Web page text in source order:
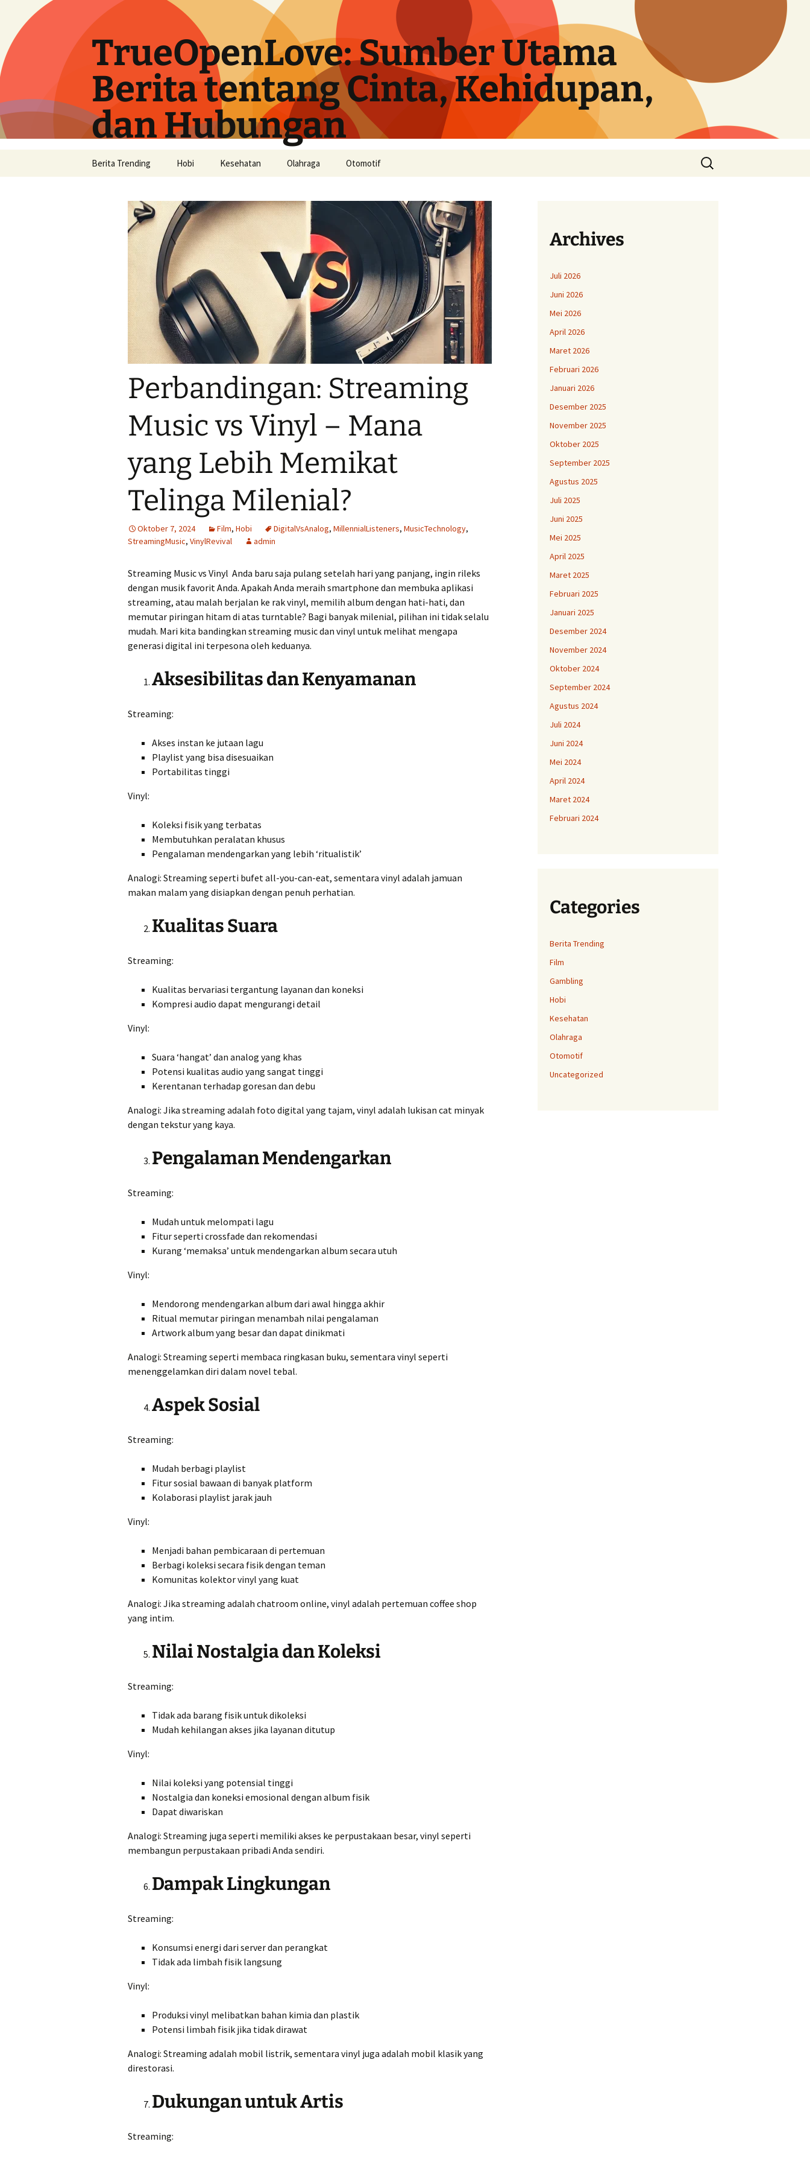
Langsung
TrueOpenLove: Sumber Utama
Berita tentang Cinta, Kehidupan,
dan Hubungan
Berita Trending Hobi Kesehatan Olahraga Otomotif
Cari
untuk:
Perbandingan: Streaming
Music vs Vinyl – Mana
yang Lebih Memikat
Telinga Milenial?
Oktober 7, 2024 Film, Hobi DigitalVsAnalog, MillennialListeners, MusicTechnology,
StreamingMusic, VinylRevival admin
Streaming Music vs Vinyl Anda baru saja pulang setelah hari yang panjang, ingin rileks
dengan musik favorit Anda. Apakah Anda meraih smartphone dan membuka aplikasi
streaming, atau malah berjalan ke rak vinyl, memilih album dengan hati-hati, dan
memutar piringan hitam di atas turntable? Bagi banyak milenial, pilihan ini tidak selalu
mudah. Mari kita bandingkan streaming music dan vinyl untuk melihat mengapa
generasi digital ini terpesona oleh keduanya.
Aksesibilitas dan Kenyamanan
Streaming:
Akses instan ke jutaan lagu
Playlist yang bisa disesuaikan
Portabilitas tinggi
Vinyl:
Koleksi fisik yang terbatas
Membutuhkan peralatan khusus
Pengalaman mendengarkan yang lebih ‘ritualistik’
Analogi: Streaming seperti bufet all-you-can-eat, sementara vinyl adalah jamuan
makan malam yang disiapkan dengan penuh perhatian.
Kualitas Suara
Streaming:
Kualitas bervariasi tergantung layanan dan koneksi
Kompresi audio dapat mengurangi detail
Vinyl:
Suara ‘hangat’ dan analog yang khas
Potensi kualitas audio yang sangat tinggi
Kerentanan terhadap goresan dan debu
Analogi: Jika streaming adalah foto digital yang tajam, vinyl adalah lukisan cat minyak
dengan tekstur yang kaya.
Pengalaman Mendengarkan
Streaming:
Mudah untuk melompati lagu
Fitur seperti crossfade dan rekomendasi
Kurang ‘memaksa’ untuk mendengarkan album secara utuh
Vinyl:
Mendorong mendengarkan album dari awal hingga akhir
Ritual memutar piringan menambah nilai pengalaman
Artwork album yang besar dan dapat dinikmati
Analogi: Streaming seperti membaca ringkasan buku, sementara vinyl seperti
menenggelamkan diri dalam novel tebal.
Aspek Sosial
Streaming:
Mudah berbagi playlist
Fitur sosial bawaan di banyak platform
Kolaborasi playlist jarak jauh
Vinyl:
Menjadi bahan pembicaraan di pertemuan
Berbagi koleksi secara fisik dengan teman
Komunitas kolektor vinyl yang kuat
Analogi: Jika streaming adalah chatroom online, vinyl adalah pertemuan coffee shop
yang intim.
Nilai Nostalgia dan Koleksi
Streaming:
Tidak ada barang fisik untuk dikoleksi
Mudah kehilangan akses jika layanan ditutup
Vinyl:
Nilai koleksi yang potensial tinggi
Nostalgia dan koneksi emosional dengan album fisik
Dapat diwariskan
Analogi: Streaming juga seperti memiliki akses ke perpustakaan besar, vinyl seperti
membangun perpustakaan pribadi Anda sendiri.
Dampak Lingkungan
Streaming:
Konsumsi energi dari server dan perangkat
Tidak ada limbah fisik langsung
Vinyl:
Produksi vinyl melibatkan bahan kimia dan plastik
Potensi limbah fisik jika tidak dirawat
Analogi: Streaming adalah mobil listrik, sementara vinyl juga adalah mobil klasik yang
direstorasi.
Dukungan untuk Artis
Streaming:
Archives
Juli 2026
Juni 2026
Mei 2026
April 2026
Maret 2026
Februari 2026
Januari 2026
Desember 2025
November 2025
Oktober 2025
September 2025
Agustus 2025
Juli 2025
Juni 2025
Mei 2025
April 2025
Maret 2025
Februari 2025
Januari 2025
Desember 2024
November 2024
Oktober 2024
September 2024
Agustus 2024
Juli 2024
Juni 2024
Mei 2024
April 2024
Maret 2024
Februari 2024
Categories
Berita Trending
Film
Gambling
Hobi
Kesehatan
Olahraga
Otomotif
Uncategorized